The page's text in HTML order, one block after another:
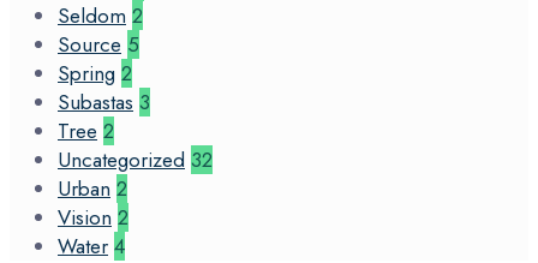
Seldom 2
Source 5
Spring 2
Subastas 3
Tree 2
Uncategorized 32
Urban 2
Vision 2
Water 4